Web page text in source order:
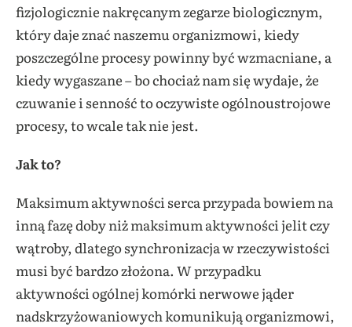
fizjologicznie nakręcanym zegarze biologicznym,
który daje znać naszemu organizmowi, kiedy
poszczególne procesy powinny być wzmacniane, a
kiedy wygaszane – bo chociaż nam się wydaje, że
czuwanie i senność to oczywiste ogólnoustrojowe
procesy, to wcale tak nie jest.
Jak to?
Maksimum aktywności serca przypada bowiem na
inną fazę doby niż maksimum aktywności jelit czy
wątroby, dlatego synchronizacja w rzeczywistości
musi być bardzo złożona. W przypadku
aktywności ogólnej komórki nerwowe jąder
nadskrzyżowaniowych komunikują organizmowi,